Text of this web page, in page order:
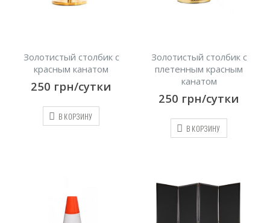
Золотистый столбик с
красным канатом
250 грн/сутки
В КОРЗИНУ
Золотистый столбик с
плетенным красным
канатом
250 грн/сутки
В КОРЗИНУ